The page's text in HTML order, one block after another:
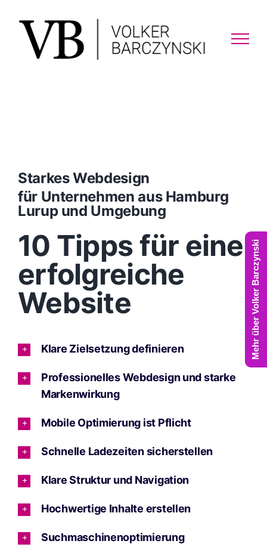
content
Starkes Webdesign
für Unternehmen aus Hamburg
Lurup und Umgebung
10 Tipps für eine
erfolgreiche
Website
Klare Zielsetzung definieren
Professionelles Webdesign und starke
Markenwirkung
Mobile Optimierung ist Pflicht
Schnelle Ladezeiten sicherstellen
Klare Struktur und Navigation
Hochwertige Inhalte erstellen
Suchmaschinenoptimierung
Mehr über Volker Barczynski